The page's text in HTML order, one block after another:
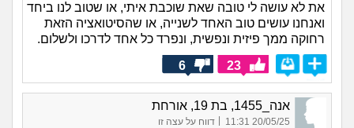
את לא עושה לי טובה שאת שוכבת איתי, או שטוב לנו ביחד
ואנחנו עושים טוב האחד לשנייה, או שהסיטואציה הזאת
רחוקה ממך פיזית ונפשית, ונפרד כל אחד לדרכו ולשלום.
23
6
אנה_1455, בת 19, אורחת
20/05/25 11:31
| דווח על עצה זו